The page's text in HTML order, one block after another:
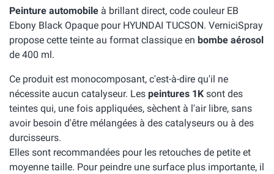
Peinture automobile à brillant direct, code couleur EB
Ebony Black Opaque pour HYUNDAI TUCSON. VerniciSpray
propose cette teinte au format classique en bombe aérosol
de 400 ml.
Ce produit est monocomposant, c'est-à-dire qu'il ne
nécessite aucun catalyseur. Les peintures 1K sont des
teintes qui, une fois appliquées, sèchent à l'air libre, sans
avoir besoin d'être mélangées à des catalyseurs ou à des
durcisseurs.
Elles sont recommandées pour les retouches de petite et
moyenne taille. Pour peindre une surface plus importante, il